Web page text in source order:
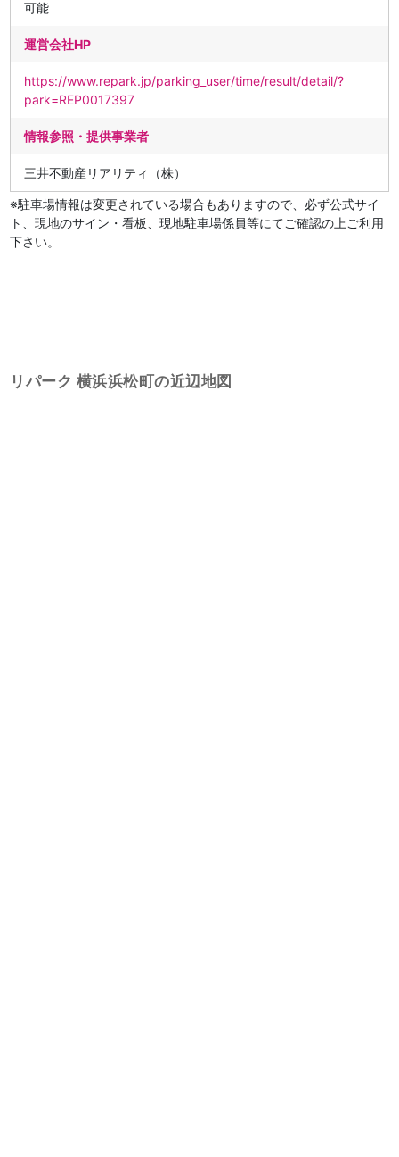
可能
運営会社HP
https://www.repark.jp/parking_user/time/result/detail/?
park=REP0017397
情報参照・提供事業者
三井不動産リアリティ（株）
※駐車場情報は変更されている場合もありますので、必ず公式サイ
ト、現地のサイン・看板、現地駐車場係員等にてご確認の上ご利用
下さい。
リパーク 横浜浜松町の近辺地図